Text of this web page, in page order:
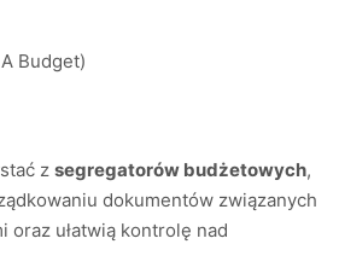
Budget)
zsegregatorów budżetowych,
dokumentów związanych
oraz ułatwią kontrolę nad